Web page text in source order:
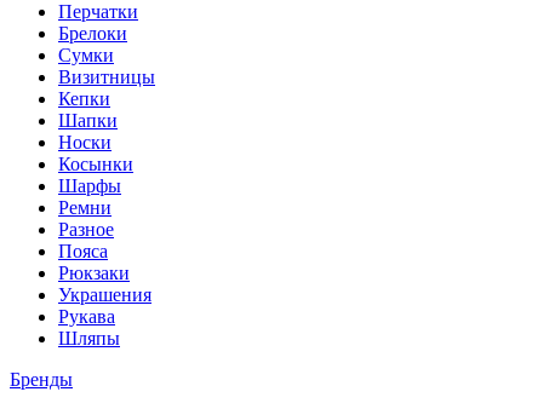
Перчатки
Брелоки
Сумки
Визитницы
Кепки
Шапки
Носки
Косынки
Шарфы
Ремни
Разное
Пояса
Рюкзаки
Украшения
Рукава
Шляпы
Бренды